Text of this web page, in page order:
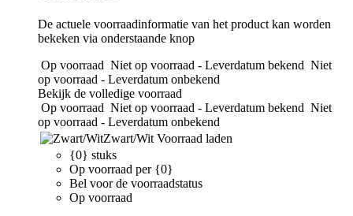
De actuele voorraadinformatie van het product kan worden
bekeken via onderstaande knop
Op voorraad Niet op voorraad - Leverdatum bekend Niet
op voorraad - Leverdatum onbekend
Bekijk de volledige voorraad
Op voorraad Niet op voorraad - Leverdatum bekend Niet
op voorraad - Leverdatum onbekend
Zwart/Wit Voorraad laden
{0} stuks
Op voorraad per {0}
Bel voor de voorraadstatus
Op voorraad